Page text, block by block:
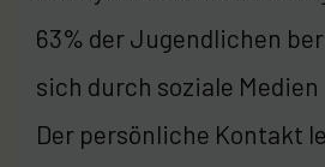
63% der Jugendlichen
sich durch soziale
Der persönliche Kontakt